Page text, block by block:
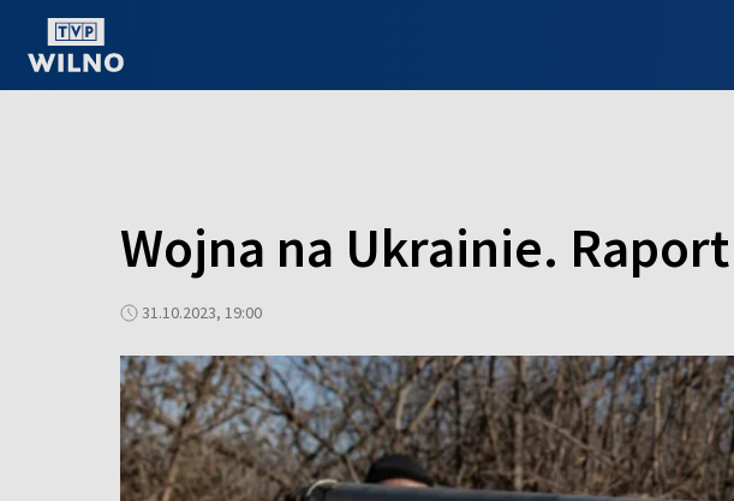
Wojna na Ukrainie.
31.10.2023, 19:00